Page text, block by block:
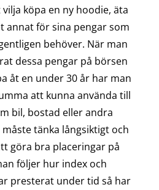
köpa en ny hoodie, äta
annat för sina pengar som
behöver. När man
dessa pengar på börsen
åt en under 30 år har man
att kunna använda till
bil, bostad eller andra
tänka långsiktigt och
göra bra placeringar på
följer hur index och
presterat under tid så har